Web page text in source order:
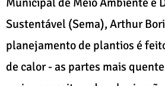
Sustentável (Sema), Arthur
planejamento de plantios é
de calor - as partes mais